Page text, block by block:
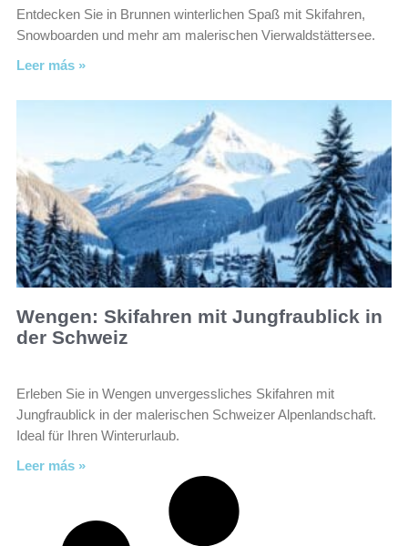
Entdecken Sie in Brunnen winterlichen Spaß mit Skifahren,
Snowboarden und mehr am malerischen Vierwaldstättersee.
Leer más »
Wengen: Skifahren mit Jungfraublick in
der Schweiz
Erleben Sie in Wengen unvergessliches Skifahren mit
Jungfraublick in der malerischen Schweizer Alpenlandschaft.
Ideal für Ihren Winterurlaub.
Leer más »